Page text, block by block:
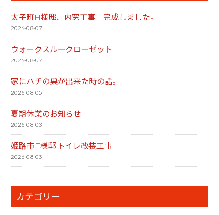
太子町H様邸、内窓工事 完成しました。
2026-08-07
ウォークスルークローゼット
2026-08-07
家にハチの巣が出来た時の話。
2026-08-05
夏期休業のお知らせ
2026-08-03
姫路市 T様邸 トイレ改装工事
2026-08-03
カテゴリー